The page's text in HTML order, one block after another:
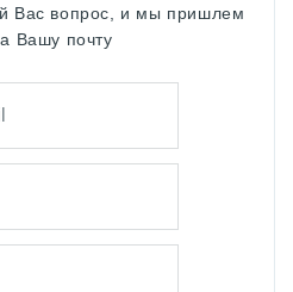
Вас вопрос, и мы пришлем
Вашу почту